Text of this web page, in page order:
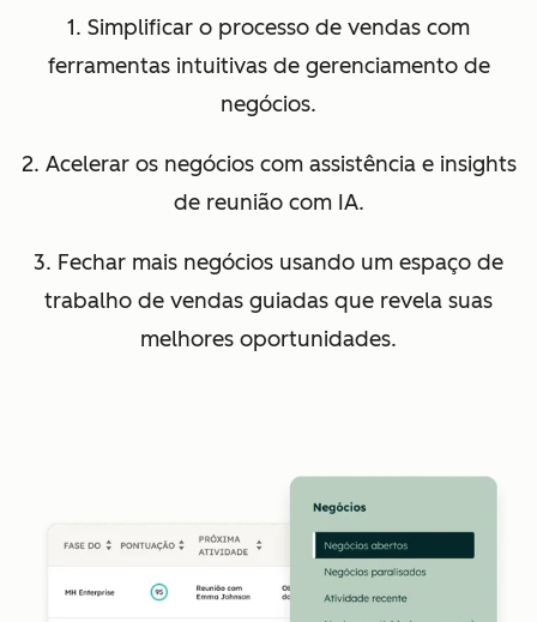
1. Simplificar o processo de vendas com
ferramentas intuitivas de gerenciamento de
negócios.
2. Acelerar os negócios com assistência e insights
de reunião com IA.
3. Fechar mais negócios usando um espaço de
trabalho de vendas guiadas que revela suas
melhores oportunidades.